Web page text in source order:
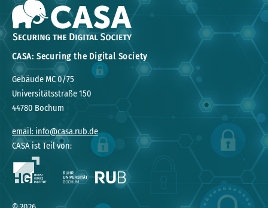
CASA: Securing the Digital Society
Gebäude MC 0/75
Universitätsstraße 150
44780 Bochum
email: info@casa.rub.de
CASA ist Teil von: